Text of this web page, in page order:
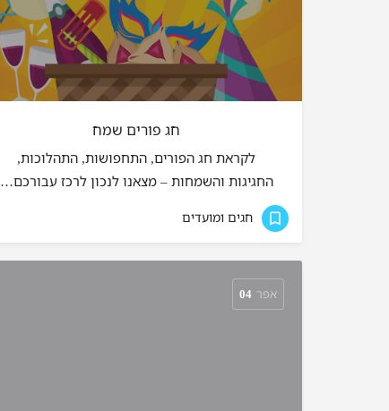
חג פורים שמח
לקראת חג הפורים, התחפושות, התהלוכות,
החגיגות והשמחות – מצאנו לנכון לרכז עבורכם…
חגים ומועדים
אפר 04